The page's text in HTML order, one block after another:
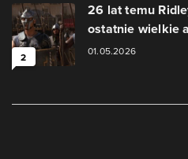
2
26 lat temu
ostatnie wielkie
01.05.2026